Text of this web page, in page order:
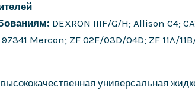
DEXRON IIIF/G/H; Allison C4;
Mercon; ZF 02F/03D/04D; ZF 11A/
универсальная